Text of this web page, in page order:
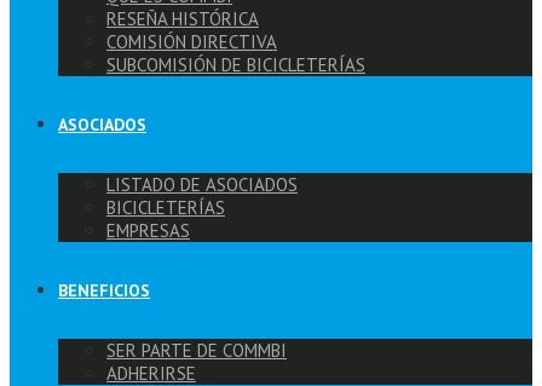
RESEÑA HISTÓRICA
COMISIÓN DIRECTIVA
SUBCOMISIÓN DE BICICLETERÍAS
ASOCIADOS
LISTADO DE ASOCIADOS
BICICLETERÍAS
EMPRESAS
BENEFICIOS
SER PARTE DE COMMBI
ADHERIRSE